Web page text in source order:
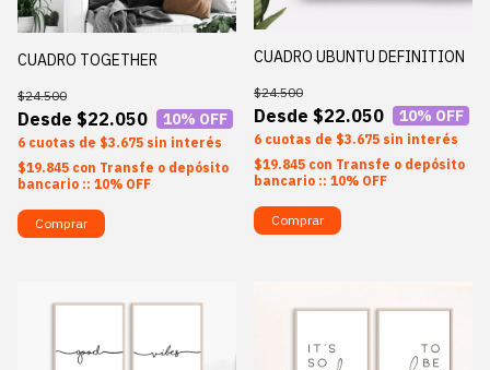
CUADRO TOGETHER
$22.050
$24.500
10% OFF
6 $3.675 sin interés
$19.845 con Transfe o depósito
bancario :: 10% OFF
Comprar
CUADRO UBUNTU DEFINITION
$22.050
$24.500
10% OFF
6 $3.675 sin interés
$19.845 con Transfe o depósito
bancario :: 10% OFF
Comprar